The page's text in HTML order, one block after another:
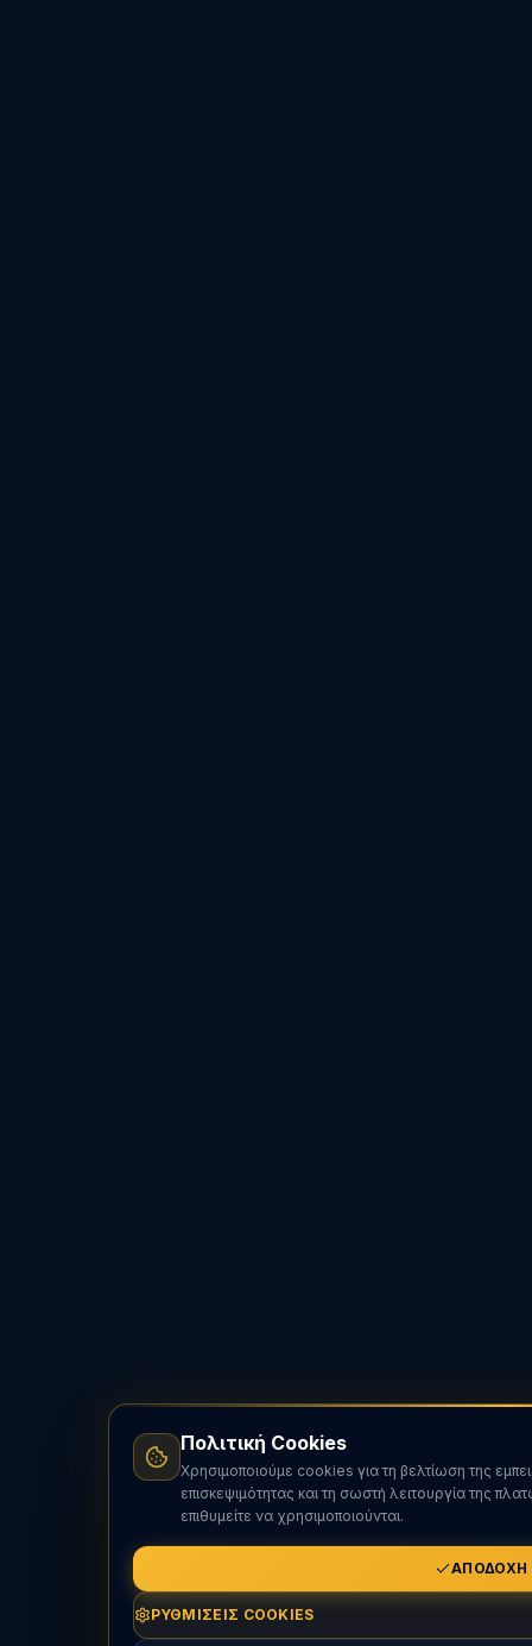
Πολιτική Cookies
Χρησιμοποιούμε cookies για τη βελτίωση της
επισκεψιμότητας και τη σωστή λειτουργία της
επιθυμείτε να χρησιμοποιούνται.
ΡΥΘΜΊΣΕΙΣ COOKIES